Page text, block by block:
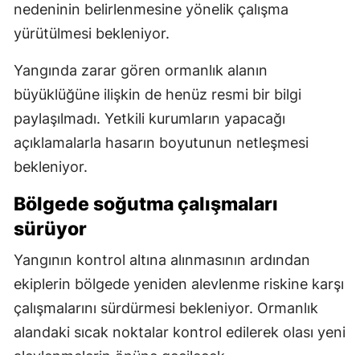
nedeninin belirlenmesine yönelik çalışma
yürütülmesi bekleniyor.
Yangında zarar gören ormanlık alanın
büyüklüğüne ilişkin de henüz resmi bir bilgi
paylaşılmadı. Yetkili kurumların yapacağı
açıklamalarla hasarın boyutunun netleşmesi
bekleniyor.
Bölgede soğutma çalışmaları
sürüyor
Yangının kontrol altına alınmasının ardından
ekiplerin bölgede yeniden alevlenme riskine karşı
çalışmalarını sürdürmesi bekleniyor. Ormanlık
alandaki sıcak noktalar kontrol edilerek olası yeni